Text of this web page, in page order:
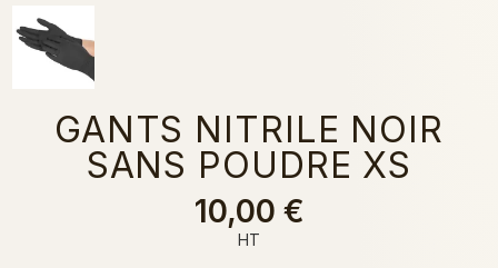
GANTS NITRILE NOIR
SANS POUDRE XS
10,00 €
HT